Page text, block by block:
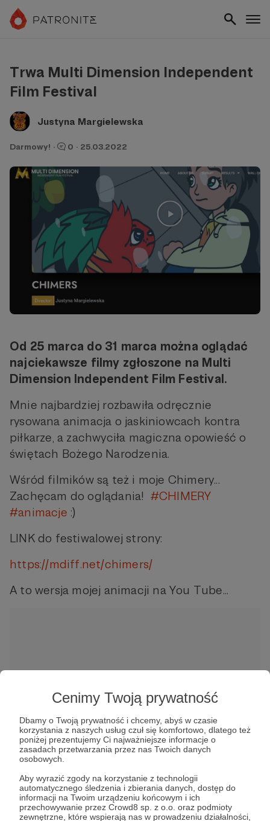
Cenimy Twoją prywatność
Dbamy o Twoją prywatność i chcemy, abyś w czasie
korzystania z naszych usług czuł się komfortowo, dlatego też
poniżej prezentujemy Ci najważniejsze informacje o
zasadach przetwarzania przez nas Twoich danych
osobowych.
Aby wyrazić zgody na korzystanie z technologii
automatycznego śledzenia i zbierania danych, dostęp do
informacji na Twoim urządzeniu końcowym i ich
przechowywanie przez Crowd8 sp. z o.o. oraz podmioty
zewnętrzne, które wspierają nas w prowadzeniu działalności,
Trwa Multi Dimension Independent
Film Festival
Justyna Margielewska
Darmowy! · 0 · 25.03.2022
Od 25 marca do 31 marca można oglądać
najciekawsze filmy zgłoszone na Multi
Dimension Independent Film Festival.
Mnie najbardziej rozbawiła odręcznie
rysowana animacja o jaskiniowcach kontra
piłkarze, a zachwyciła magiczna opowieść o
świętach Bożego Narodzenia.
Wśród filmików są też i moje Chimery...
Zachęcam do oglądania! #CHIMERY
#animacje :)
LINK do festiwalowej strony:
https://mdiff.net/chimers/
A to wersja mojej animacji na You Tube...
W tym miejscu powinna być zewnętrzna
Aby zobaczyć treść musisz zmienić ustawienia
polityki prywatności